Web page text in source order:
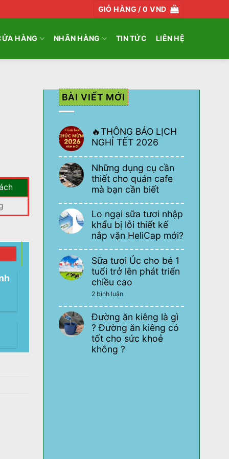
GIỎ HÀNG /0VND
HÀNG NHÃN HÀNG TIN TỨC LIÊN HỆ
BÀI VIẾT MỚI
🔥THÔNG BÁO LỊCH
NGHỈ TẾT 2026
bình
luận
ở
🔥
BÁO
LỊCH
NGHỈ
TẾT
2026
Những dụng cụ cần
thiết cho quán cafe
mà bạn cần biết
bình
luận
ở
Những
dụng
cụ
cần
thiết
cho
quán
cafe
mà
cần
biết
Lo ngại sữa tươi nhập
khẩu bị lỗi thiết kế
nắp vặn HeliCap mới?
bình
luận
ở
Lo
ngại
sữa
khẩu
bị
lỗi
thiết
kế
nắp
Sữa tươi Úc cho bé 1
tuổi trở lên phát triển
chiều cao
2 bình luậnở
tươi
Úc
cho
bé
1
tuổi
trở
Đường ăn kiêng là gì
? Đường ăn kiêng có
tốt cho sức khoẻ
không ?
VND.